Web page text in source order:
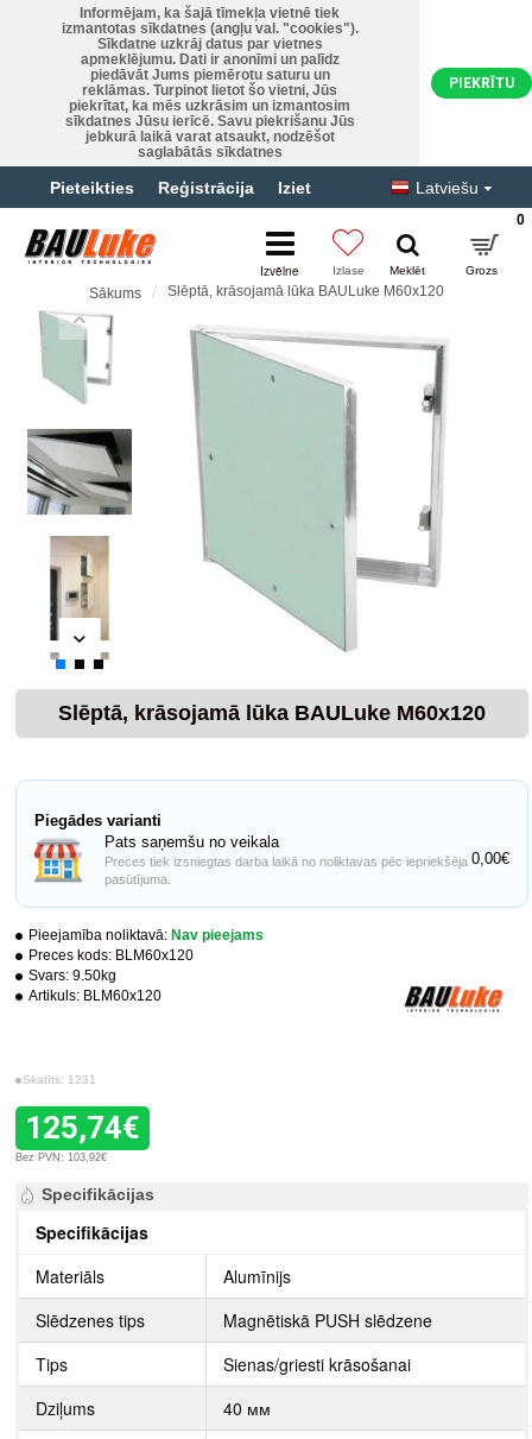
Informējam, ka šajā tīmekļa vietnē tiek
izmantotas sīkdatnes (angļu val. "cookies").
Sīkdatne uzkrāj datus par vietnes
apmeklējumu. Dati ir anonīmi un palīdz
piedāvāt Jums piemērotu saturu un
reklāmas. Turpinot lietot šo vietni, Jūs
piekrītat, ka mēs uzkrāsim un izmantosim
sīkdatnes Jūsu ierīcē. Savu piekrišanu Jūs
jebkurā laikā varat atsaukt, nodzēšot
saglabātās sīkdatnes
PIEKRĪTU
Pieteikties Reģistrācija Iziet Latviešu
0
Sākums Slēptā, krāsojamā lūka BAULuke M60x120
Slēptā, krāsojamā lūka BAULuke M60x120
Pieejamība noliktavā: Nav pieejams
Preces kods: BLM60x120
Svars: 9.50kg
Artikuls: BLM60x120
Skatīts: 1231
125,74€
Bez PVN: 103,92€
Piegādes varianti
Pats saņemšu no veikala
Preces tiek izsniegtas darba laikā no noliktavas pēc iepriekšēja
pasūtījuma.
0,00€
Specifikācijas
Specifikācijas
Materiāls
Alumīnijs
Slēdzenes tips
Magnētiskā PUSH slēdzene
Tips
Sienas/griesti krāsošanai
Dziļums
40 мм